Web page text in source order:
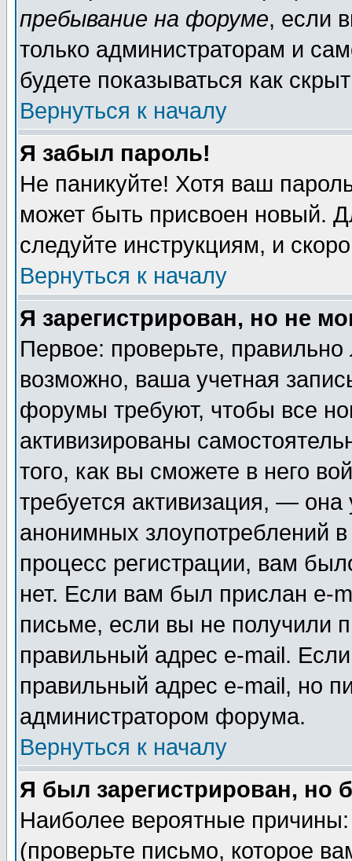
пребывание на форуме, если
только администраторам и
будете показываться как
Вернуться к началу
Я забыл пароль!
Не паникуйте! Хотя ваш
может быть присвоен новый.
следуйте инструкциям, и
Вернуться к началу
Я зарегистрирован, но не
Первое: проверьте,
возможно, ваша учетная
форумы требуют, чтобы все
активизированы
того, как вы сможете в него
требуется активизация, —
анонимных злоупотреблений
процесс регистрации, вам
нет. Если вам был прислан e-
письме, если вы не получили
правильный адрес e-mail.
правильный адрес e-mail, но
администратором форума.
Вернуться к началу
Я был зарегистрирован, но
Наиболее вероятные
(проверьте письмо, которое